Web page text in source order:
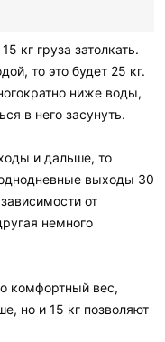
кг груза затолкать.
то это будет 25 кг.
ниже воды,
в него засунуть.
и дальше, то
выходы 30
от
немного
комфортный вес,
но и 15 кг позволяют